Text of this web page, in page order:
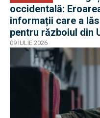
occidentală:
informații care a
pentru războiul din
09 IULIE 2026